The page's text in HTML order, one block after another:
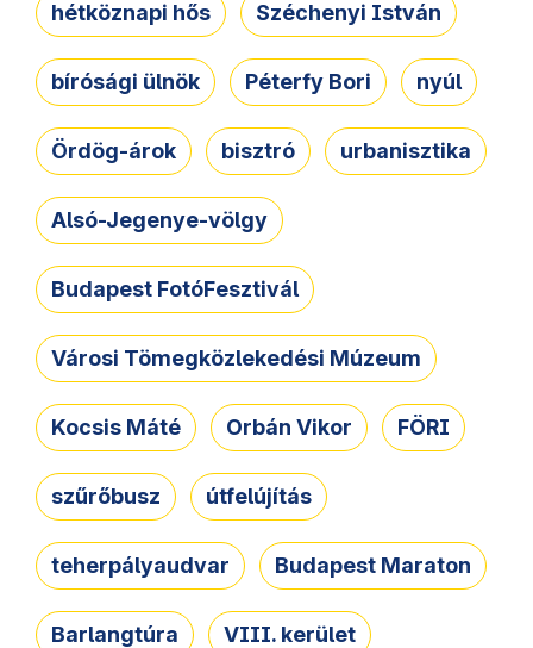
hétköznapi hős Széchenyi István
bírósági ülnök Péterfy Bori nyúl
Ördög-árok bisztró urbanisztika
Alsó-Jegenye-völgy
Budapest FotóFesztivál
Városi Tömegközlekedési Múzeum
Kocsis Máté Orbán Vikor FÖRI
szűrőbusz útfelújítás
teherpályaudvar Budapest Maraton
Barlangtúra VIII. kerület